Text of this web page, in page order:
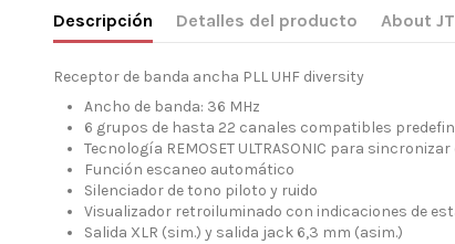
Descripción Detalles del producto About
Receptor de banda ancha PLL UHF diversity
Ancho de banda: 36 MHz
6 grupos de hasta 22 canales compatibles
Tecnología REMOSET ULTRASONIC para
Función escaneo automático
Silenciador de tono piloto y ruido
Visualizador retroiluminado con indicaciones de
Salida XLR (sim.) y salida jack 6,3 mm (asim.)